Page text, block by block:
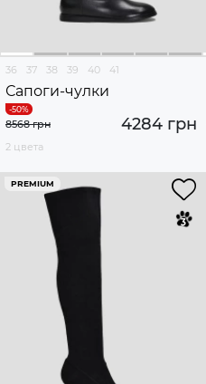
36 37 38 39 40 41
Сапоги-чулки
4284 грн
8568 грн
2 цвета
PREMIUM